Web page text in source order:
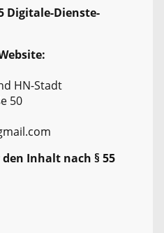
Digitale-Dienste-
HN-Stadt
50
Inhalt nach § 55